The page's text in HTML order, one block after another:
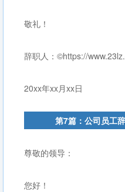
敬礼！
辞职人：©https://
20xx年xx月xx日
第7篇：公司员工
尊敬的领导：
您好！